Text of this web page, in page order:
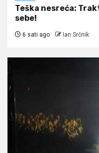
Teška nesreća:
sebe!
6 sati ago Ian Srčnik